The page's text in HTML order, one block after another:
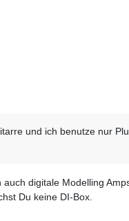
und ich benutze nur
digitale Modelling
Du keine DI-Box.